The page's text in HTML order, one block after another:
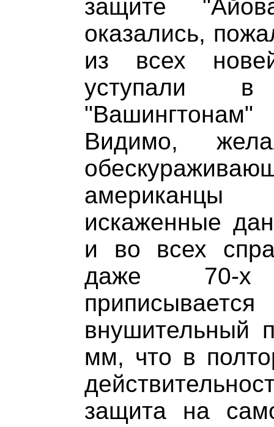
защите
оказались,
из всех
уступали
"Вашингтонам"
Видимо,
американцы
искаженные
и во всех
даже 70-х
внушительный
мм, что в
защита на